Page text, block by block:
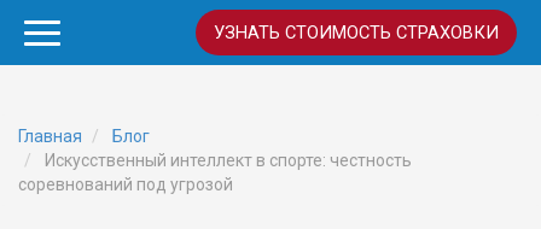
УЗНАТЬ СТОИМОСТЬ СТРАХОВКИ
Главная
Блог
Искусственный интеллект в спорте: честность
соревнований под угрозой